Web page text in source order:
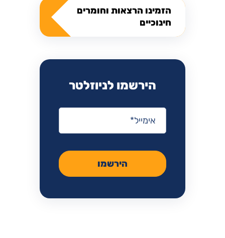
הזמינו הרצאות וחומרים
חינוכיים
הירשמו לניוזלטר
אימייל
הירשמו